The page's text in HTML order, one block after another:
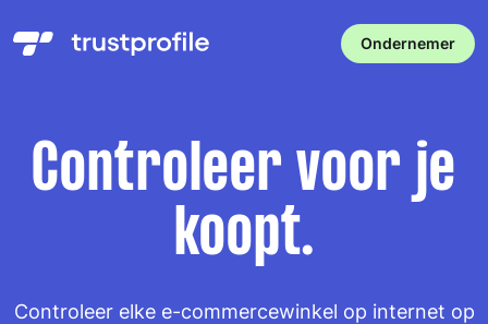
Ondernemer
Controleer voor je
koopt.
Controleer elke e-commercewinkel op internet op